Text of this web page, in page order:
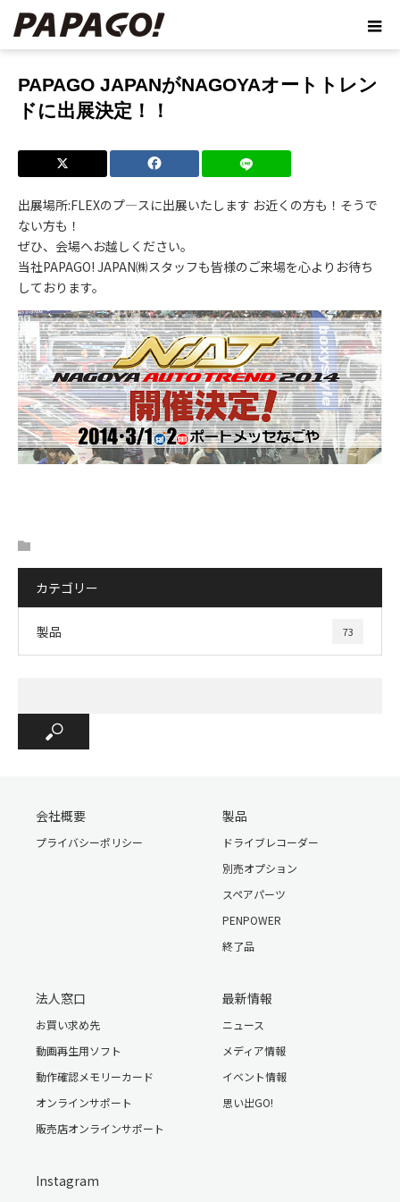
ブログ PAPAGO JAPANがNAGOYAオートトレンドに出展
決定！！
PAPAGO JAPANがNAGOYAオートトレン
ドに出展決定！！
出展場所:FLEXのプ―スに出展いたします お近くの方も！そうで
ない方も！
ぜひ、会場へお越しください。
当社PAPAGO! JAPAN㈱スタッフも皆様のご来場を心よりお待ち
しております。
カテゴリー
製品 73
会社概要
プライバシーポリシー
製品
ドライブレコーダー
別売オプション
スペアパーツ
PENPOWER
終了品
法人窓口
お買い求め先
動画再生用ソフト
動作確認メモリーカード
オンラインサポート
販売店オンラインサポート
最新情報
ニュース
メディア情報
イベント情報
思い出GO!
Instagram